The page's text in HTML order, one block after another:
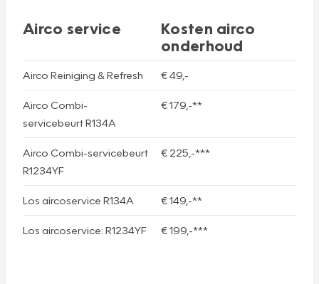
Airco service
Kosten airco
onderhoud
Airco Reiniging & Refresh € 49,-
Airco Combi-
servicebeurt R134A
€ 179,-**
Airco Combi-servicebeurt
R1234YF
€ 225,-***
Los aircoservice R134A € 149,-**
Los aircoservice: R1234YF € 199,-***